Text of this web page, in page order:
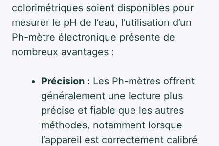
colorimétriques soient disponibles pour
mesurer le pH de l’eau, l’utilisation d’un
Ph-mètre électronique présente de
nombreux avantages :
Précision : Les Ph-mètres offrent
généralement une lecture plus
précise et fiable que les autres
méthodes, notamment lorsque
l’appareil est correctement calibré